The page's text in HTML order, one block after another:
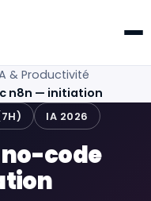
professionnelle
& Productivité
n8n — initiation
IA 2026
code